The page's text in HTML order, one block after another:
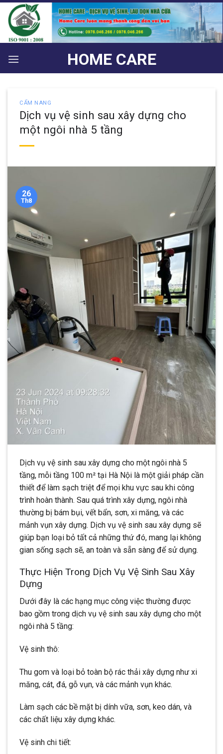
Bỏ
qua
nội
dung
HOME CARE
CẨM NANG
Dịch vụ vệ sinh sau xây dựng cho
một ngôi nhà 5 tầng
26
Th8
Dịch vụ vệ sinh sau xây dựng cho một ngôi nhà 5
tầng, mỗi tầng 100 m² tại Hà Nội là một giải pháp cần
thiết để làm sạch triệt để mọi khu vực sau khi công
trình hoàn thành. Sau quá trình xây dựng, ngôi nhà
thường bị bám bụi, vết bẩn, sơn, xi măng, và các
mảnh vụn xây dựng. Dịch vụ vệ sinh sau xây dựng sẽ
giúp bạn loại bỏ tất cả những thứ đó, mang lại không
gian sống sạch sẽ, an toàn và sẵn sàng để sử dụng.
Thực Hiện Trong Dịch Vụ Vệ Sinh Sau Xây
Dựng
Dưới đây là các hạng mục công việc thường được
bao gồm trong dịch vụ vệ sinh sau xây dựng cho một
ngôi nhà 5 tầng:
Vệ sinh thô:
Thu gom và loại bỏ toàn bộ rác thải xây dựng như xi
măng, cát, đá, gỗ vụn, và các mảnh vụn khác.
Làm sạch các bề mặt bị dính vữa, sơn, keo dán, và
các chất liệu xây dựng khác.
Vệ sinh chi tiết: